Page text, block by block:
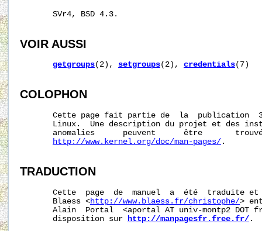
       SVr4, BSD 4.3.
VOIR AUSSI
getgroups(2), setgroups(2), credentials(7)
COLOPHON
Cette page fait partie de  la  publication
Linux.  Une description du projet et des
anomalies      peuvent      être
http://www.kernel.org/doc/man-pages/ .
TRADUCTION
Cette  page  de  manuel  a  été  traduite
       Blaess <
http://www.blaess.fr/christophe/>
Alain  Portal  <aportal AT univ-montp2 DOT
       disposition sur
http://manpagesfr.free.fr/ .